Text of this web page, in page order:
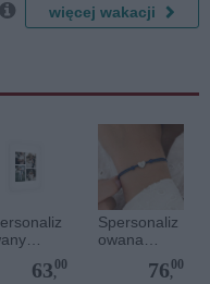
 więcej wakacji
- 30 x
63,
00
Spersonaliz
owana
bransoletka
sznurkowa -
76,
00